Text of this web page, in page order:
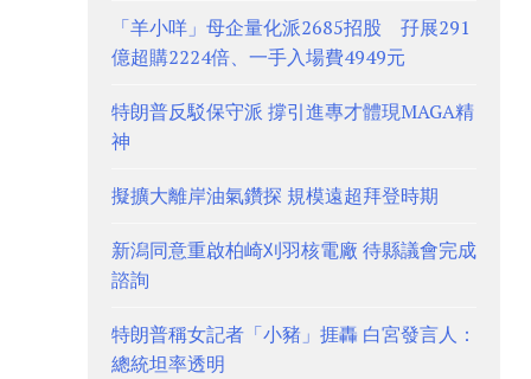
「羊小咩」母企量化派2685招股 孖展291
億超購2224倍、一手入場費4949元
特朗普反駁保守派 撐引進專才體現MAGA精
神
擬擴大離岸油氣鑽探 規模遠超拜登時期
新潟同意重啟柏崎刈羽核電廠 待縣議會完成
諮詢
特朗普稱女記者「小豬」捱轟 白宮發言人：
總統坦率透明